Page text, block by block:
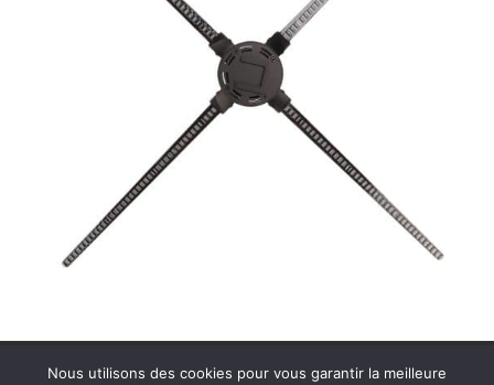
Contactez MDS Cinéson Plan de site
Nous utilisons des cookies pour vous garantir la meilleure